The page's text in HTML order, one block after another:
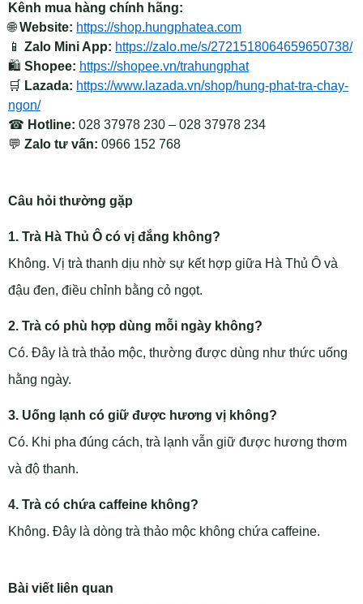
Kênh mua hàng chính hãng:
🌐 Website: https://shop.hungphatea.com
📱 Zalo Mini App: https://zalo.me/s/2721518064659650738/
🛍 Shopee: https://shopee.vn/trahungphat
🛒 Lazada: https://www.lazada.vn/shop/hung-phat-tra-chay-
ngon/
☎ Hotline: 028 37978 230 – 028 37978 234
💬 Zalo tư vấn: 0966 152 768
Câu hỏi thường gặp
1. Trà Hà Thủ Ô có vị đắng không?
Không. Vị trà thanh dịu nhờ sự kết hợp giữa Hà Thủ Ô và
đậu đen, điều chỉnh bằng cỏ ngọt.
2. Trà có phù hợp dùng mỗi ngày không?
Có. Đây là trà thảo mộc, thường được dùng như thức uống
hằng ngày.
3. Uống lạnh có giữ được hương vị không?
Có. Khi pha đúng cách, trà lạnh vẫn giữ được hương thơm
và độ thanh.
4. Trà có chứa caffeine không?
Không. Đây là dòng trà thảo mộc không chứa caffeine.
Bài viết liên quan